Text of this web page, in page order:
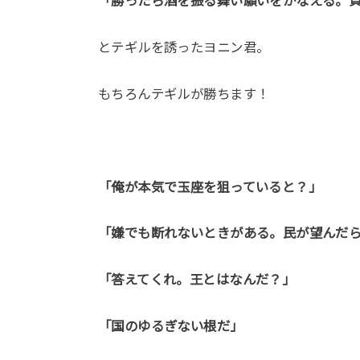
とテギルを誘ったヨニン君。
もちろんテギルが勝ちます！
「俺が本気で玉座を狙っていると？」
「嫌でも断れないときがある。民が望んだら
「答えてくれ。王とはなんだ？」
「国のゆるぎない根だ」